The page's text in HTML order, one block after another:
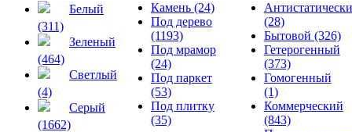
Белый
(311)
Зеленый
(464)
Светлый
(4)
Серый
(1662)
Камень (24)
Под дерево
(1193)
Под мрамор
(24)
Под паркет
(53)
Под плитку
(35)
(28)
Бытовой (326)
Гетерогенный
(373)
Гомогенный
(1)
Коммерческий
(843)